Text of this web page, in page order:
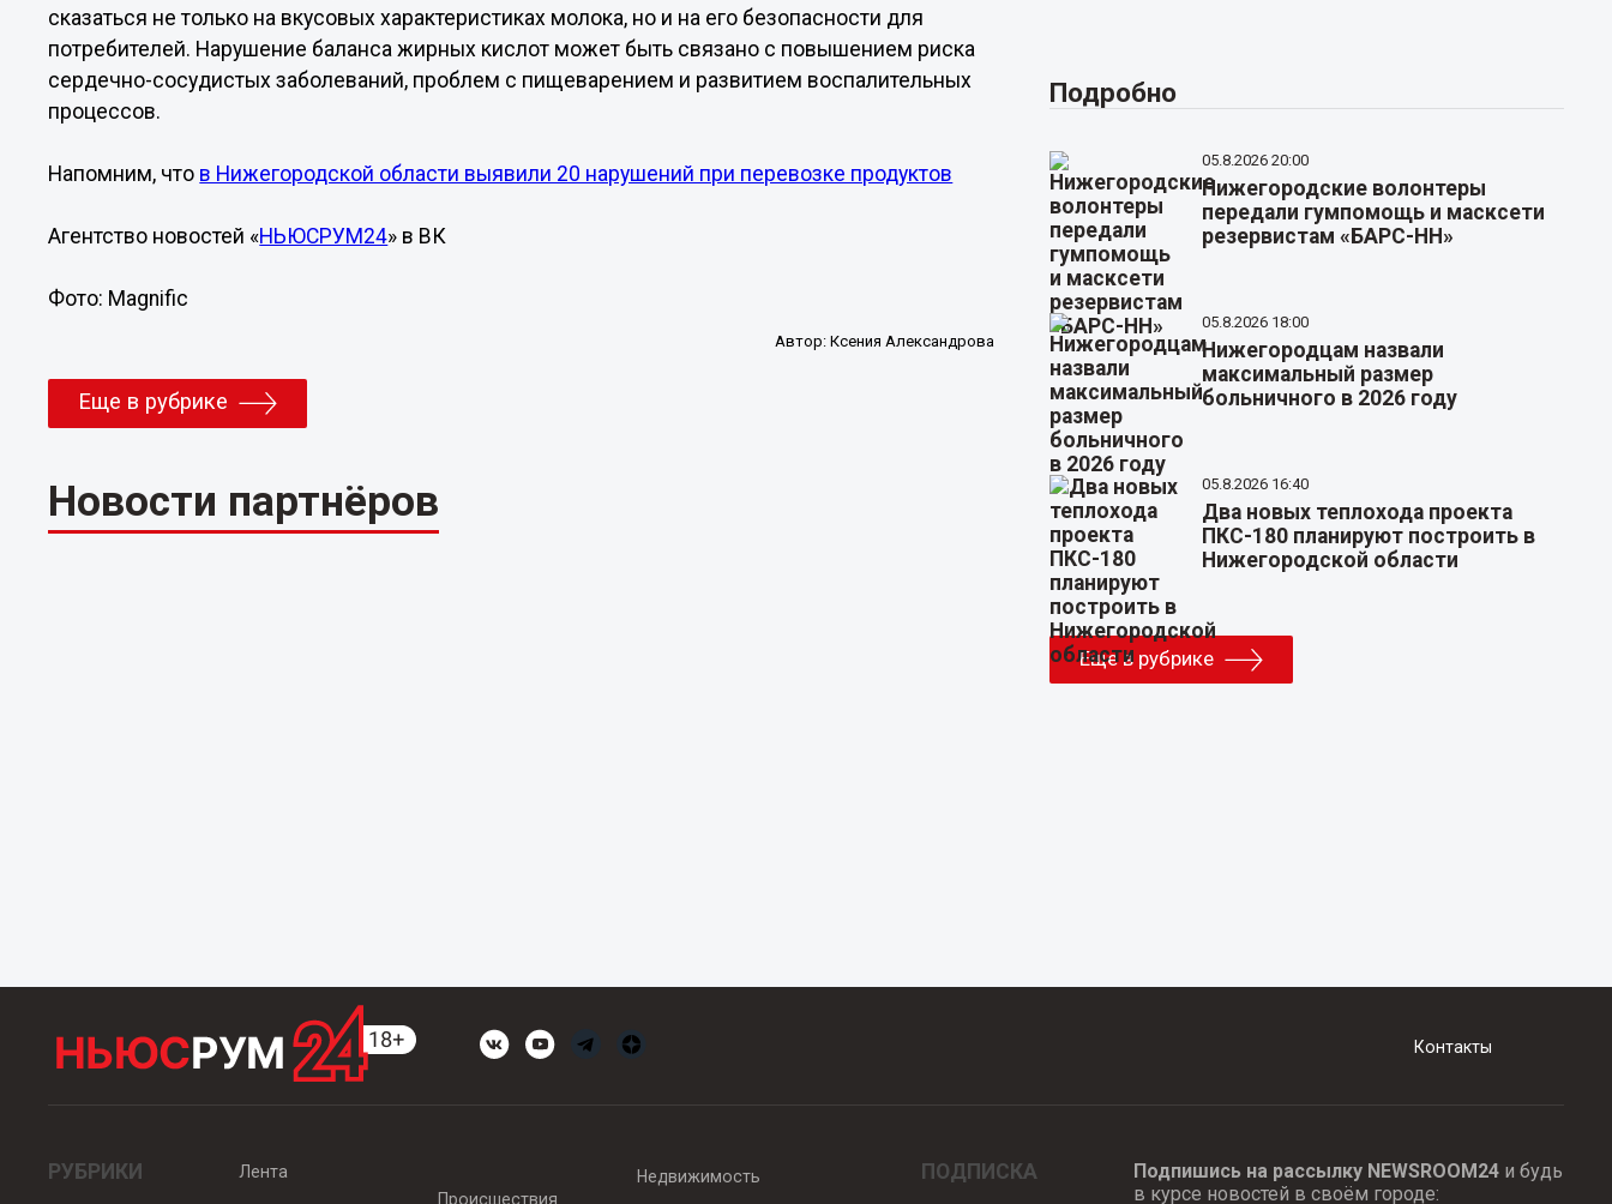
сказаться не только на вкусовых характеристиках молока, но и на его безопасности для
потребителей. Нарушение баланса жирных кислот может быть связано с повышением риска
сердечно-сосудистых заболеваний, проблем с пищеварением и развитием воспалительных
процессов.
Напомним, что в Нижегородской области выявили 20 нарушений при перевозке продуктов
Агентство новостей «НЬЮСРУМ24» в ВК
Фото: Magnific
Автор: Ксения Александрова
Еще в рубрике
Новости партнёров
Подробно
05.8.2026 20:00
Нижегородские волонтеры
передали гумпомощь и масксети
резервистам «БАРС-НН»
05.8.2026 18:00
Нижегородцам назвали
максимальный размер
больничного в 2026 году
05.8.2026 16:40
Два новых теплохода проекта
ПКС-180 планируют построить в
Нижегородской области
Еще в рубрике
Контакты
РУБРИКИ
Лента
Происшествия
Недвижимость ПОДПИСКА Подпишись на рассылку NEWSROOM24и будь
в курсе новостей в своём городе: